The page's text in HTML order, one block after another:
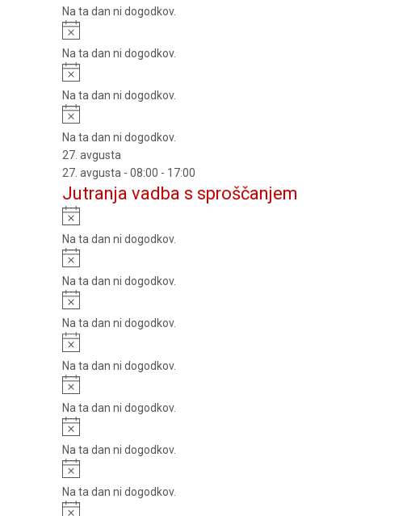
Na ta dan ni dogodkov.
Notice
Na ta dan ni dogodkov.
Notice
Na ta dan ni dogodkov.
Notice
Na ta dan ni dogodkov.
27. avgusta
27. avgusta - 08:00 - 17:00
Jutranja vadba s sproščanjem
Notice
Na ta dan ni dogodkov.
Notice
Na ta dan ni dogodkov.
Notice
Na ta dan ni dogodkov.
Notice
Na ta dan ni dogodkov.
Notice
Na ta dan ni dogodkov.
Notice
Na ta dan ni dogodkov.
Notice
Na ta dan ni dogodkov.
Notice